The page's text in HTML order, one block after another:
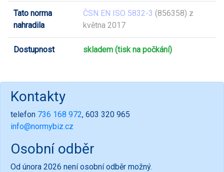
Tato norma
nahradila
ČSN EN ISO 5832-3 (856358) z
května 2017
Dostupnost skladem (tisk na počkání)
Kontakty
telefon 736 168 972, 603 320 965
info@normybiz.cz
Osobní odběr
Od února 2026 není osobní odběr možný.